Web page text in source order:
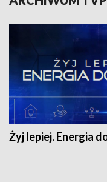
Żyj lepiej. Energia